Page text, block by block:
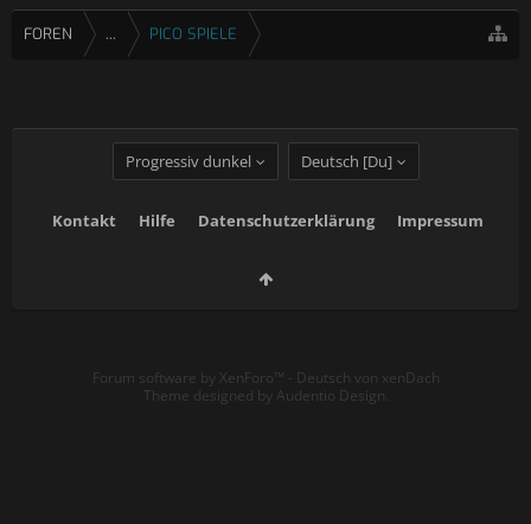
FOREN ... PICO SPIELE
Progressiv dunkel Deutsch [Du]
Kontakt Hilfe Datenschutzerklärung Impressum
Forum software by XenForo™ - Deutsch von xenDach
Theme designed by Audentio Design.